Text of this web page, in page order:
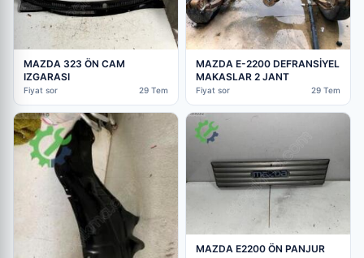
MAZDA 323 ÖN CAM
IZGARASI
Fiyat sor 29 Tem
MAZDA E-2200 DEFRANSİYEL
MAKASLAR 2 JANT
Fiyat sor 29 Tem
MAZDA E2200 ÖN PANJUR